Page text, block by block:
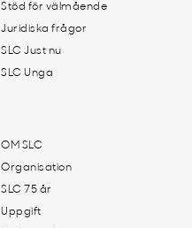
Stöd för välmående
Juridiska frågor
SLC Just nu
SLC Unga
OM SLC
Organisation
SLC 75 år
Uppgift